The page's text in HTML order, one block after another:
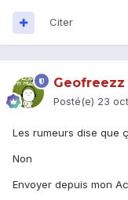
Citer
Geofreezz
Posté(e) 23
Les rumeurs dise que
Non
Envoyer depuis mon